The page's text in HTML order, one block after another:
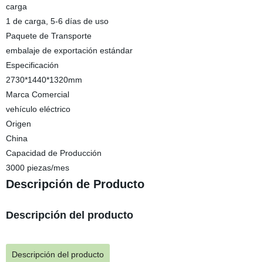
carga
1 de carga, 5-6 días de uso
Paquete de Transporte
embalaje de exportación estándar
Especificación
2730*1440*1320mm
Marca Comercial
vehículo eléctrico
Origen
China
Capacidad de Producción
3000 piezas/mes
Descripción de Producto
Descripción del producto
Descripción del producto